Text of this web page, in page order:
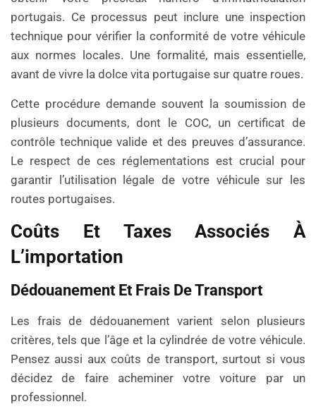
portugais. Ce processus peut inclure une inspection
technique pour vérifier la conformité de votre véhicule
aux normes locales. Une formalité, mais essentielle,
avant de vivre la dolce vita portugaise sur quatre roues.
Cette procédure demande souvent la soumission de
plusieurs documents, dont le COC, un certificat de
contrôle technique valide et des preuves d’assurance.
Le respect de ces réglementations est crucial pour
garantir l’utilisation légale de votre véhicule sur les
routes portugaises.
Coûts Et Taxes Associés À
L’importation
Dédouanement Et Frais De Transport
Les frais de dédouanement varient selon plusieurs
critères, tels que l’âge et la cylindrée de votre véhicule.
Pensez aussi aux coûts de transport, surtout si vous
décidez de faire acheminer votre voiture par un
professionnel.